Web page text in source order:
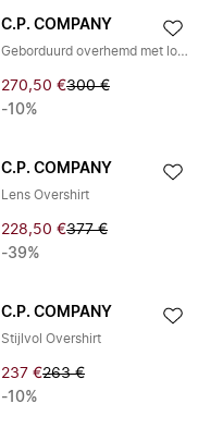
C.P. COMPANY
Geborduurd overhemd met logo
270,50 €300 €
-10%
C.P. COMPANY
Lens Overshirt
228,50 €377 €
-39%
C.P. COMPANY
Stijlvol Overshirt
237 €263 €
-10%